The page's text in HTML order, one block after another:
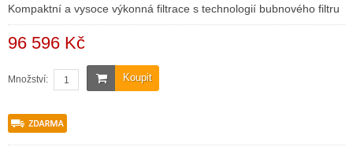
Kompaktní a vysoce výkonná filtrace s technologií bubnového filtru
96 596 Kč
Koupit
Množství: